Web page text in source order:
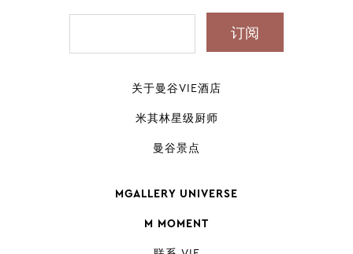
关于曼谷VIE酒店
米其林星级厨师
曼谷景点
MGALLERY UNIVERSE
M MOMENT